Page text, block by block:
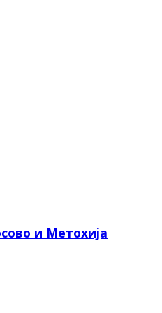
и Метохија